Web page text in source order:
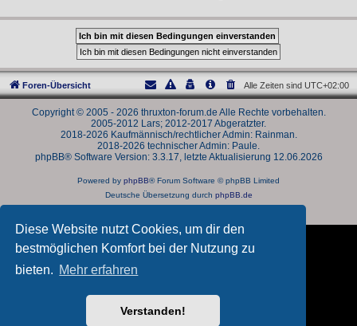
Diese Website nutzt Cookies, um dir den
bestmöglichen Komfort bei der Nutzung zu
bieten. Mehr erfahren
Verstanden!
Foren-Übersicht Alle Zeiten sind UTC+02:00
Copyright © 2005 - 2026 thruxton-forum.de Alle Rechte vorbehalten.
2005-2012 Lars; 2012-2017 Abgeratzter.
2018-2026 Kaufmännisch/rechtlicher Admin: Rainman.
2018-2026 technischer Admin: Paule.
phpBB® Software Version: 3.3.17, letzte Aktualisierung 12.06.2026
Powered by phpBB® Forum Software © phpBB Limited
Deutsche Übersetzung durch phpBB.de